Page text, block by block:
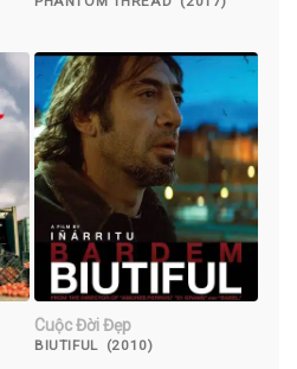
Cuộc Đời Đẹp
BIUTIFUL (2010)